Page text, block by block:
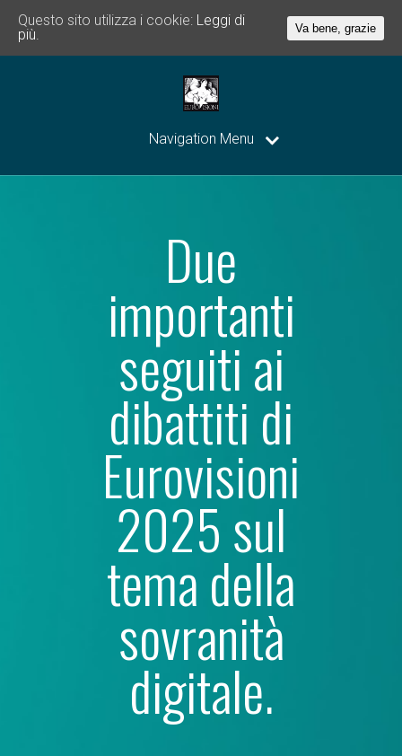
Navigation Menu
Due
importanti
seguiti ai
dibattiti di
Eurovisioni
2025 sul
tema della
sovranità
digitale.
Questo sito utilizza i cookie: Leggi di
più.
Va bene, grazie